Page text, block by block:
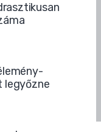
legyőzne